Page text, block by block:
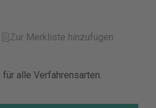
Zur Merkliste hinzufügen
alle Verfahrensarten.